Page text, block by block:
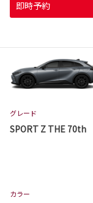
即時予約
グレード
SPORT Z THE 70th
カラー